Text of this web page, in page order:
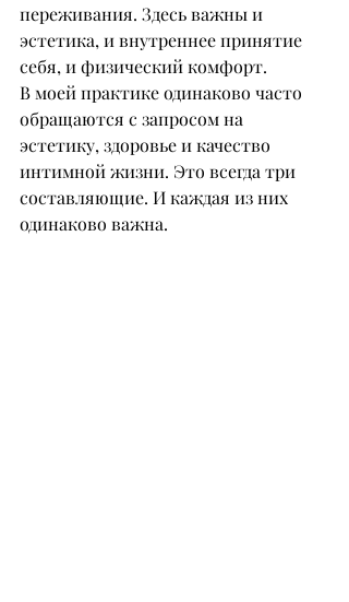
переживания. Здесь важны и
эстетика, и внутреннее принятие
себя, и физический комфорт.
В моей практике одинаково часто
обращаются с запросом на
эстетику, здоровье и качество
интимной жизни. Это всегда три
составляющие. И каждая из них
одинаково важна.